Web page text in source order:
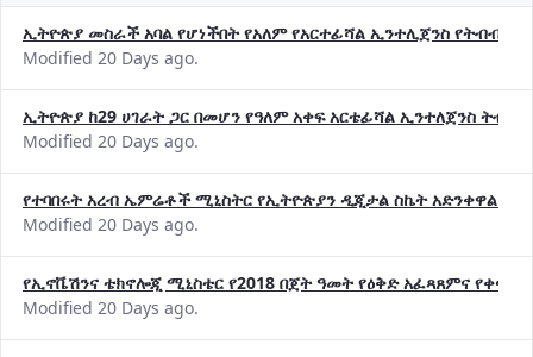
ኢትዮጵያ መስራች አባል የሆነችበት የአለም የአርተፊሻል ኢንተሊጀንስ የትብብር
Modified 20 Days ago.
ኢትዮጵያ ከ29 ሀገራት ጋር በመሆን የዓለም አቀፍ አርቴፊሻል ኢንተለጀንስ
Modified 20 Days ago.
የተባበሩት አረብ ኤምሬቶች ሚኒስትር የኢትዮጵያን ዲጂታል ስኬት አድንቀዋል
Modified 20 Days ago.
የኢኖቬሽንና ቴክኖሎጂ ሚኒስቴር የ2018 በጀት ዓመት የዕቅድ አፈጻጸምና
Modified 20 Days ago.